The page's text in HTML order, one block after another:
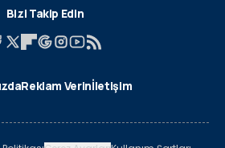
Bizi Takip Edin
Reklam Verinİletişim